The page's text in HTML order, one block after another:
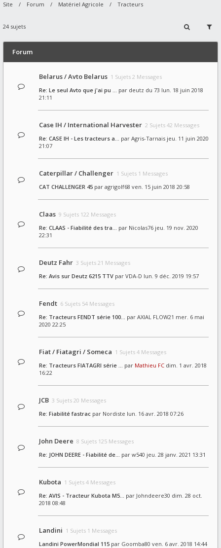
Site Forum Matériel Agricole Tracteurs
24 sujets
Forum
Belarus / Avto Belarus 1 Sujets 2 Messages
Re: Le seul Avto que j'ai pu … par deutz du 73 lun. 18 juin 2018
21:11
Case IH / International Harvester 2 Sujets 42 Messages
Re: CASE IH - Les tracteurs a… par Agris-Tarnais jeu. 11 juin 2020
21:07
Caterpillar / Challenger 1 Sujets 1 Messages
CAT CHALLENGER 45 par agrigolf68 ven. 15 juin 2018 20:58
Claas 9 Sujets 122 Messages
Re: CLAAS - Fiabilité des tra… par Nicolas76 jeu. 19 nov. 2020
22:31
Deutz Fahr 3 Sujets 21 Messages
Re: Avis sur Deutz 6215 TTV par VDA-D lun. 9 déc. 2019 19:57
Fendt 6 Sujets 54 Messages
Re: Tracteurs FENDT série 100… par AXIAL FLOW21 mer. 6 mai
2020 22:25
Fiat / Fiatagri / Someca 1 Sujets 4 Messages
Re: Tracteurs FIATAGRI série … par Mathieu FC dim. 1 avr. 2018
16:22
JCB 3 Sujets 20 Messages
Re: Fiabilité fastrac par Nordiste lun. 16 avr. 2018 07:26
John Deere 8 Sujets 125 Messages
Re: JOHN DEERE - Fiabilité de… par w540 jeu. 28 janv. 2021 13:31
Kubota 1 Sujets 4 Messages
Re: AVIS - Tracteur Kubota M5… par Johndeere30 dim. 28 oct.
2018 08:48
Landini 1 Sujets 1 Messages
Landini PowerMondial 115 par Goomba80 ven. 6 avr. 2018 14:44